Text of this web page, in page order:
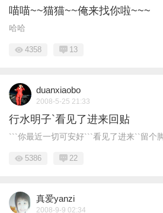
喵喵~~猫猫~~俺来找你啦~~~
哈哈
4358 13
duanxiaobo
2008-5-25 21:33
行水明子`看见了进来回贴
```你最近一切可安好```看见了进来``留个
5386 22
真爱yanzi
2008-9-9 02:34